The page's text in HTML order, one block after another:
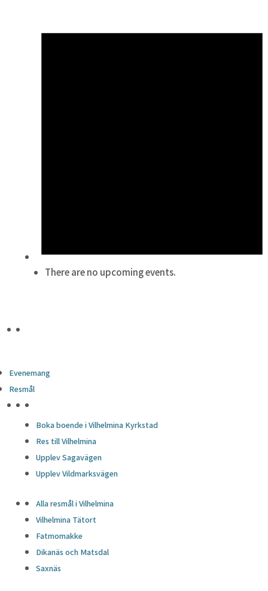
There are no upcoming events.
Evenemang
Resmål
Boka boende i Vilhelmina Kyrkstad
Res till Vilhelmina
Upplev Sagavägen
Upplev Vildmarksvägen
Alla resmål i Vilhelmina
Vilhelmina Tätort
Fatmomakke
Dikanäs och Matsdal
Saxnäs